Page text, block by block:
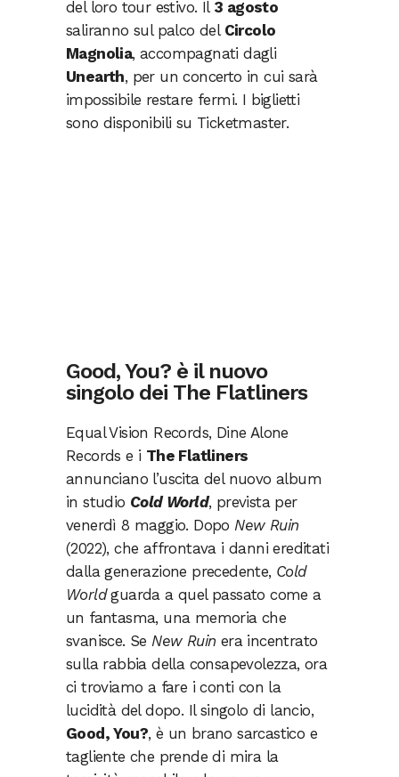
del loro tour estivo. Il 3 agosto
saliranno sul palco del Circolo
Magnolia, accompagnati dagli
Unearth, per un concerto in cui sarà
impossibile restare fermi. I biglietti
sono disponibili su Ticketmaster.
Good, You? è il nuovo
singolo dei The Flatliners
Equal Vision Records, Dine Alone
Records e i The Flatliners
annunciano l’uscita del nuovo album
in studio Cold World, prevista per
venerdì 8 maggio. Dopo New Ruin
(2022), che affrontava i danni ereditati
dalla generazione precedente, Cold
Worldguarda a quel passato come a
un fantasma, una memoria che
svanisce. Se New Ruin era incentrato
sulla rabbia della consapevolezza, ora
ci troviamo a fare i conti con la
lucidità del dopo. Il singolo di lancio,
Good, You?, è un brano sarcastico e
tagliente che prende di mira la